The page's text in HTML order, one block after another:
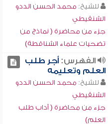
للشيخ: محمد الحسن الددو
الشنقيطي
جزء من محاضرة ( نماذج من
تضحيات علماء الشناقطة)
الفهرس:أجر طلب
العلم وتعليمه
للشيخ: محمد الحسن الددو
الشنقيطي
جزء من محاضرة ( آداب طلب
العلم)